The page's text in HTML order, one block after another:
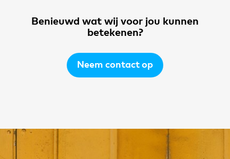
Benieuwd wat wij voor jou kunnen
betekenen?
Neem contact op